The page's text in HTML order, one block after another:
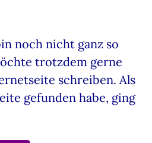
noch nicht ganz so
trotzdem gerne
schreiben. Als
gefunden habe, ging